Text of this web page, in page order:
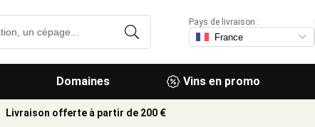
Domaines Vins en promo
Pays de livraison :
Livraison offerte à partir de 200 €